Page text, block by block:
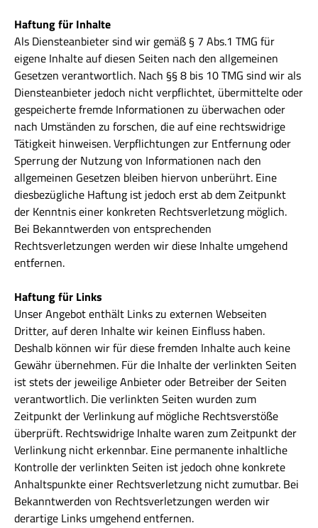
Haftung für Inhalte
Als Diensteanbieter sind wir gemäß § 7 Abs.1 TMG für
eigene Inhalte auf diesen Seiten nach den allgemeinen
Gesetzen verantwortlich. Nach §§ 8 bis 10 TMG sind wir als
Diensteanbieter jedoch nicht verpflichtet, übermittelte oder
gespeicherte fremde Informationen zu überwachen oder
nach Umständen zu forschen, die auf eine rechtswidrige
Tätigkeit hinweisen. Verpflichtungen zur Entfernung oder
Sperrung der Nutzung von Informationen nach den
allgemeinen Gesetzen bleiben hiervon unberührt. Eine
diesbezügliche Haftung ist jedoch erst ab dem Zeitpunkt
der Kenntnis einer konkreten Rechtsverletzung möglich.
Bei Bekanntwerden von entsprechenden
Rechtsverletzungen werden wir diese Inhalte umgehend
entfernen.
Haftung für Links
Unser Angebot enthält Links zu externen Webseiten
Dritter, auf deren Inhalte wir keinen Einfluss haben.
Deshalb können wir für diese fremden Inhalte auch keine
Gewähr übernehmen. Für die Inhalte der verlinkten Seiten
ist stets der jeweilige Anbieter oder Betreiber der Seiten
verantwortlich. Die verlinkten Seiten wurden zum
Zeitpunkt der Verlinkung auf mögliche Rechtsverstöße
überprüft. Rechtswidrige Inhalte waren zum Zeitpunkt der
Verlinkung nicht erkennbar. Eine permanente inhaltliche
Kontrolle der verlinkten Seiten ist jedoch ohne konkrete
Anhaltspunkte einer Rechtsverletzung nicht zumutbar. Bei
Bekanntwerden von Rechtsverletzungen werden wir
derartige Links umgehend entfernen.